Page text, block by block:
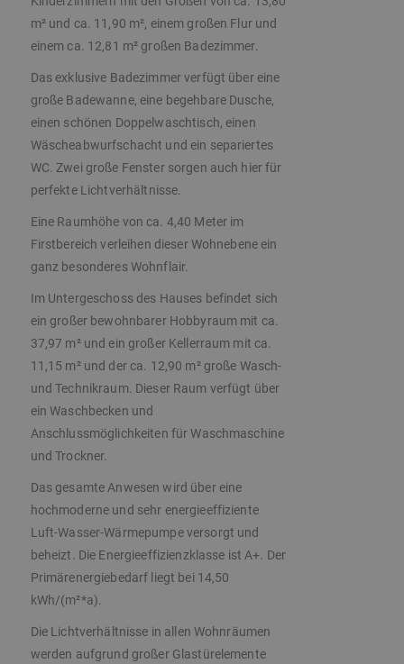
m² und ca. 11,90 m², einem großen Flur und
einem ca. 12,81 m² großen Badezimmer.
Das exklusive Badezimmer verfügt über eine
große Badewanne, eine begehbare Dusche,
einen schönen Doppelwaschtisch, einen
Wäscheabwurfschacht und ein separiertes
WC. Zwei große Fenster sorgen auch hier für
perfekte Lichtverhältnisse.
Eine Raumhöhe von ca. 4,40 Meter im
Firstbereich verleihen dieser Wohnebene ein
ganz besonderes Wohnflair.
Im Untergeschoss des Hauses befindet sich
ein großer bewohnbarer Hobbyraum mit ca.
37,97 m² und ein großer Kellerraum mit ca.
11,15 m² und der ca. 12,90 m² große Wasch-
und Technikraum. Dieser Raum verfügt über
ein Waschbecken und
Anschlussmöglichkeiten für Waschmaschine
und Trockner.
Das gesamte Anwesen wird über eine
hochmoderne und sehr energieeffiziente
Luft-Wasser-Wärmepumpe versorgt und
beheizt. Die Energieeffizienzklasse ist A+. Der
Primärenergiebedarf liegt bei 14,50
kWh/(m²*a).
Die Lichtverhältnisse in allen Wohnräumen
werden aufgrund großer Glastürelemente